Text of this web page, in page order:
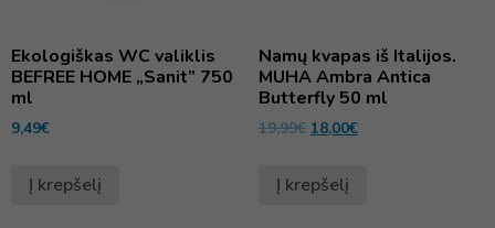
Ekologiškas WC valiklis
BEFREE HOME „Sanit” 750
ml
9,49€
Į krepšelį
Namų kvapas iš Italijos.
MUHA Ambra Antica
Butterfly 50 ml
19,99€ 18,00€
Į krepšelį